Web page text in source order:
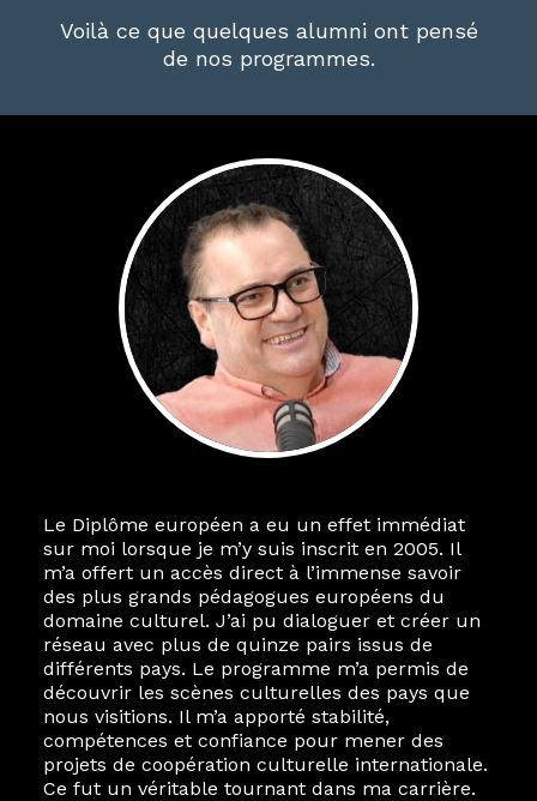
Voilà ce que quelques alumni ont pensé
de nos programmes.
Le Diplôme européen a eu un effet immédiat
sur moi lorsque je m’y suis inscrit en 2005. Il
m’a offert un accès direct à l’immense savoir
des plus grands pédagogues européens du
domaine culturel. J’ai pu dialoguer et créer un
réseau avec plus de quinze pairs issus de
différents pays. Le programme m’a permis de
découvrir les scènes culturelles des pays que
nous visitions. Il m’a apporté stabilité,
compétences et confiance pour mener des
projets de coopération culturelle internationale.
Ce fut un véritable tournant dans ma carrière.